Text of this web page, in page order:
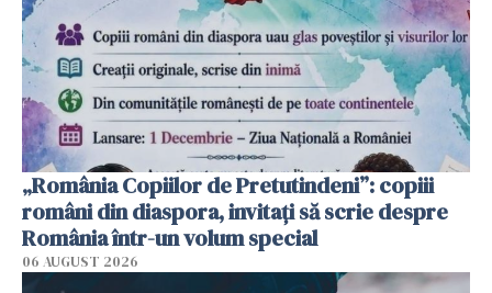
„România Copiilor de Pretutindeni”: copiii
români din diaspora, invitați să scrie despre
România într-un volum special
06 AUGUST 2026